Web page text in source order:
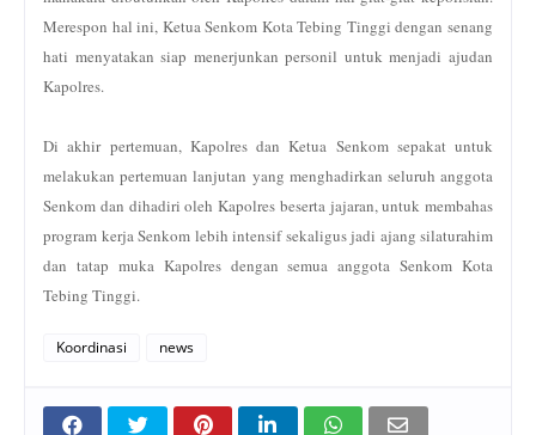
Merespon hal ini, Ketua Senkom Kota Tebing Tinggi dengan senang
hati menyatakan siap menerjunkan personil untuk menjadi ajudan
Kapolres.
Di akhir pertemuan, Kapolres dan Ketua Senkom sepakat untuk
melakukan pertemuan lanjutan yang menghadirkan seluruh anggota
Senkom dan dihadiri oleh Kapolres beserta jajaran, untuk membahas
program kerja Senkom lebih intensif sekaligus jadi ajang silaturahim
dan tatap muka Kapolres dengan semua anggota Senkom Kota
Tebing Tinggi.
Koordinasi news